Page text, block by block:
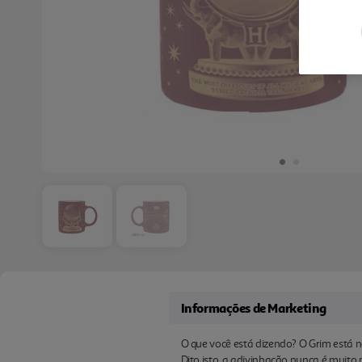
Informações de Marketing
O que você está dizendo? O Grim está